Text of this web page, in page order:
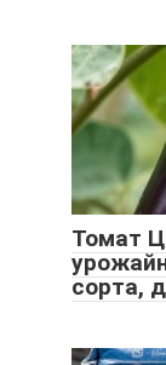
Томат
сорта,